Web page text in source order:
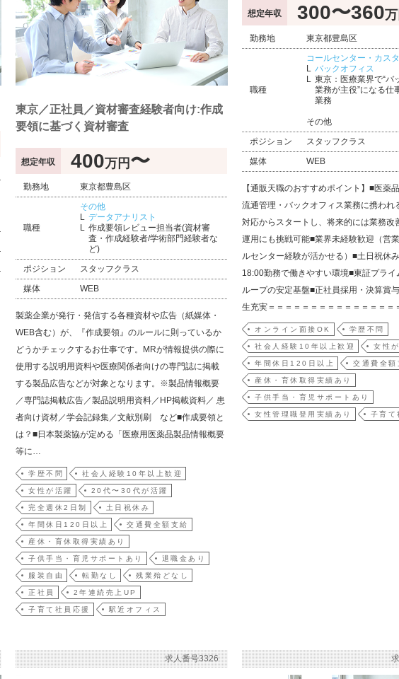
東京／正社員／資材審査経験者向け:作成
要領に基づく資材審査
想定年収 400万円 〜
勤務地 東京都豊島区
職種
その他
データアナリスト
作成要領レビュー担当者(資材審
査・作成経験者/学術部門経験者な
ど)
ポジション
スタッフクラス
媒体
WEB
製薬企業が発行・発信する各種資材や広告（紙媒体・
WEB含む）が、『作成要領』のルールに則っているか
どうかチェックするお仕事です。MRが情報提供の際に
使用する説明用資料や医療関係者向けの専門誌に掲載
する製品広告などが対象となります。※製品情報概要
／専門誌掲載広告／製品説明用資料／HP掲載資料／ 患
者向け資材／学会記録集／文献別刷 など■作成要領と
は？■日本製薬協が定める「医療用医薬品製品情報概要
等に…
学歴不問 社会人経験10年以上歓迎
女性が活躍 20代〜30代が活躍
完全週休2日制 土日祝休み
年間休日120日以上 交通費全額支給
産休・育休取得実績あり
子供手当・育児サポートあり 退職金あり
服装自由 転勤なし 残業殆どなし
正社員 2年連続売上UP
子育て社員応援 駅近オフィス
想定年収 300〜360万
勤務地 東京都豊島区
職種
コールセンター・カス
バックオフィス
東京：医療業界で“バ
業務が主役”になる仕
業務
その他
ポジション
スタッフクラス
媒体
WEB
【通販天職のおすすめポイント】■医薬
流通管理・バックオフィス業務に携われ
対応からスタートし、将来的には業務改
運用にも挑戦可能■業界未経験歓迎（営
ルセンター経験が活かせる）■土日祝休
18:00勤務で働きやすい環境■東証プライ
ループの安定基盤■正社員採用・決算賞
生充実＝＝＝＝＝＝＝＝＝＝＝＝＝＝
オンライン面接OK 学歴不問
社会人経験10年以上歓迎 女性
年間休日120日以上 交通費全額
産休・育休取得実績あり
子供手当・育児サポートあり
女性管理職登用実績あり 子育て
求人番号3326